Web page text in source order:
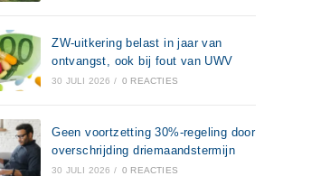
ZW-uitkering belast in jaar van
ontvangst, ook bij fout van UWV
30 JULI 2026 / 0 REACTIES
Geen voortzetting 30%-regeling door
overschrijding driemaandstermijn
30 JULI 2026 / 0 REACTIES